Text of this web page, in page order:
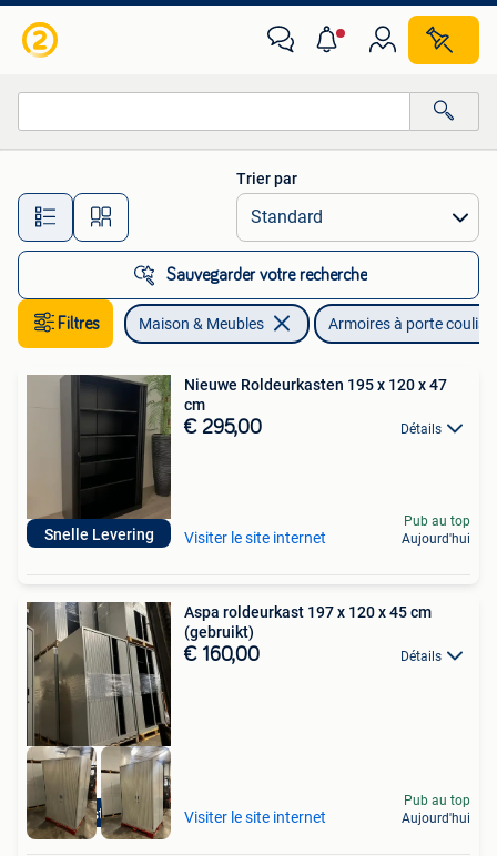
Toutes les distances…
Trier par
Sauvegarder votre recherche
Filtres Maison & Meubles Armoires à porte
Snelle Levering
Nieuwe Roldeurkasten 195 x 120 x 47
cm
€ 295,00 Détails
Visiter le site internet
Pub au top
Aujourd'hui
20 stuks
Aspa roldeurkast 197 x 120 x 45 cm
(gebruikt)
€ 160,00 Détails
Visiter le site internet
Pub au top
Aujourd'hui